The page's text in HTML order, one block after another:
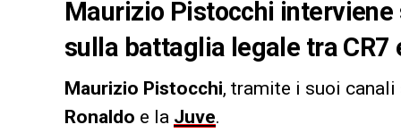
Maurizio Pistocchi
sulla battaglia legale tra CR7
Maurizio Pistocchi, tramite i suoi
Ronaldo e la Juve.